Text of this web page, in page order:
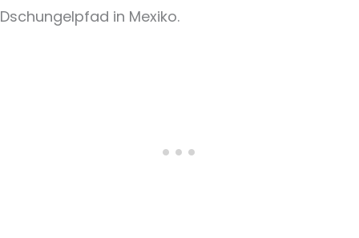
Dschungelpfad in Mexiko.